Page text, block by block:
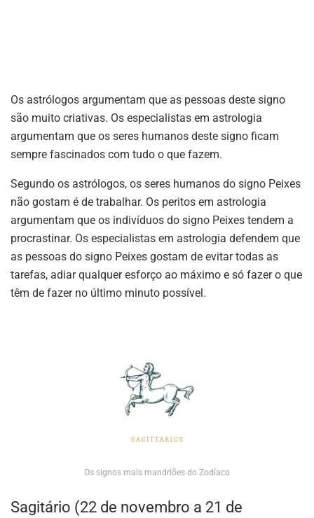
Os astrólogos argumentam que as pessoas deste signo
são muito criativas. Os especialistas em astrologia
argumentam que os seres humanos deste signo ficam
sempre fascinados com tudo o que fazem.
Segundo os astrólogos, os seres humanos do signo Peixes
não gostam é de trabalhar. Os peritos em astrologia
argumentam que os indivíduos do signo Peixes tendem a
procrastinar. Os especialistas em astrologia defendem que
as pessoas do signo Peixes gostam de evitar todas as
tarefas, adiar qualquer esforço ao máximo e só fazer o que
têm de fazer no último minuto possível.
Os signos mais mandriões do Zodíaco
Sagitário (22 de novembro a 21 de